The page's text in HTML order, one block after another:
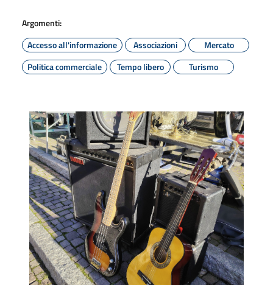
Argomenti:
Accesso all'informazione
Associazioni
Mercato
Politica commerciale
Tempo libero Turismo